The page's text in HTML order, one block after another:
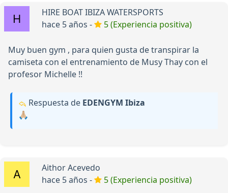
HIRE BOAT IBIZA WATERSPORTS
hace 5 años -
5 (Experiencia positiva)
Muy buen gym , para quien gusta de transpirar la
camiseta con el entrenamiento de Musy Thay con el
profesor Michelle !!
Respuesta de EDENGYM Ibiza
🙏🏼
Aithor Acevedo
hace 5 años -
5 (Experiencia positiva)